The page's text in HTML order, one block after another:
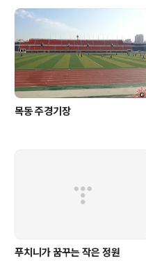
목동 주경기장
푸치니가 꿈꾸는 작은 정원